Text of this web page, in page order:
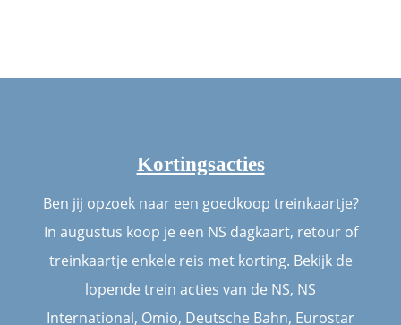
Kortingsacties
Ben jij opzoek naar een goedkoop treinkaartje?
In augustus koop je een NS dagkaart, retour of
treinkaartje enkele reis met korting. Bekijk de
lopende trein acties van de NS, NS
International, Omio, Deutsche Bahn, Eurostar